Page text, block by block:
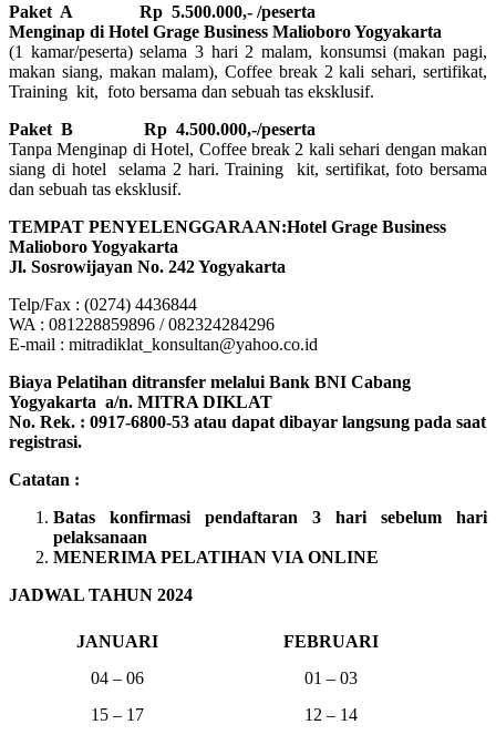
Paket A Rp 5.500.000,- /peserta
Menginap di Hotel Grage Business Malioboro Yogyakarta
(1 kamar/peserta) selama 3 hari 2 malam, konsumsi (makan pagi,
makan siang, makan malam), Coffee break 2 kali sehari, sertifikat,
Training kit, foto bersama dan sebuah tas eksklusif.
Paket B
Rp 4.500.000,-/peserta
Tanpa Menginap di Hotel, Coffee break 2 kali sehari dengan makan
siang di hotel selama 2 hari. Training kit, sertifikat, foto bersama
dan sebuah tas eksklusif.
TEMPAT PENYELENGGARAAN:Hotel Grage Business
Malioboro Yogyakarta
Jl. Sosrowijayan No. 242 Yogyakarta
Telp/Fax : (0274) 4436844
WA : 081228859896 / 082324284296
E-mail : mitradiklat_konsultan@yahoo.co.id
Biaya Pelatihan ditransfer melalui Bank BNI Cabang
Yogyakarta a/n. MITRA DIKLAT
No. Rek. : 0917-6800-53 atau dapat dibayar langsung pada saat
registrasi.
Catatan :
Batas konfirmasi pendaftaran 3 hari sebelum hari
pelaksanaan
MENERIMA PELATIHAN VIA ONLINE
JADWAL TAHUN 2024
JANUARI
FEBRUARI
04 – 06
01 – 03
15 – 17
12 – 14